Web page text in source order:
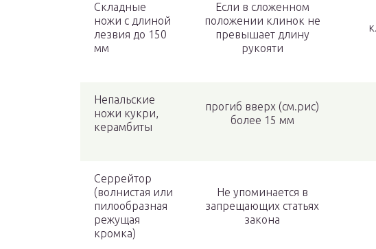
Складные
ножи с длиной
лезвия до 150
мм
Если в сложенном
положении клинок не
превышает длину
рукояти
Непальские
ножи кукри,
керамбиты
прогиб вверх (см.рис)
более 15 мм
Серрейтор
(волнистая или
пилообразная
режущая
кромка)
Не упоминается в
запрещающих статьях
закона